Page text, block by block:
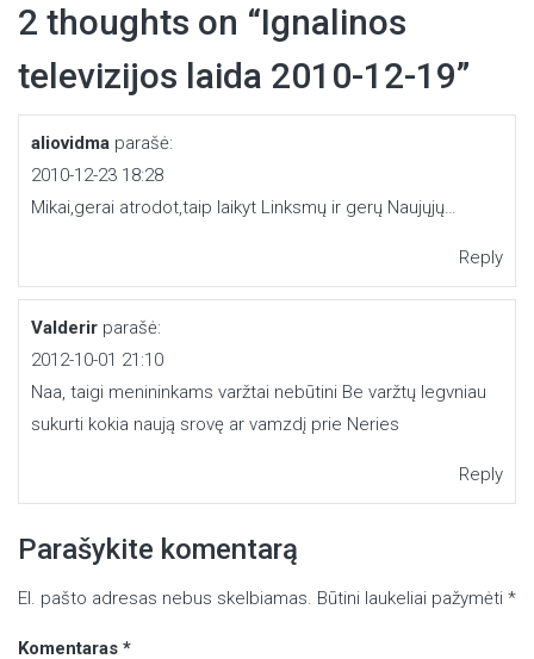
2 thoughts on “Ignalinos
televizijos laida 2010-12-19”
aliovidma parašė:
2010-12-23 18:28
Mikai,gerai atrodot,taip laikyt Linksmų ir gerų Naujųjų…
Reply
Valderir parašė:
2012-10-01 21:10
Naa, taigi menininkams varžtai nebūtini Be varžtų legvniau
sukurti kokia naują srovę ar vamzdį prie Neries
Reply
Parašykite komentarą
El. pašto adresas nebus skelbiamas. Būtini laukeliai pažymėti *
Komentaras *